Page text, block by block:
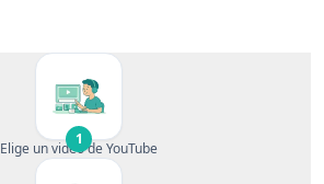
1
Elige un video de YouTube